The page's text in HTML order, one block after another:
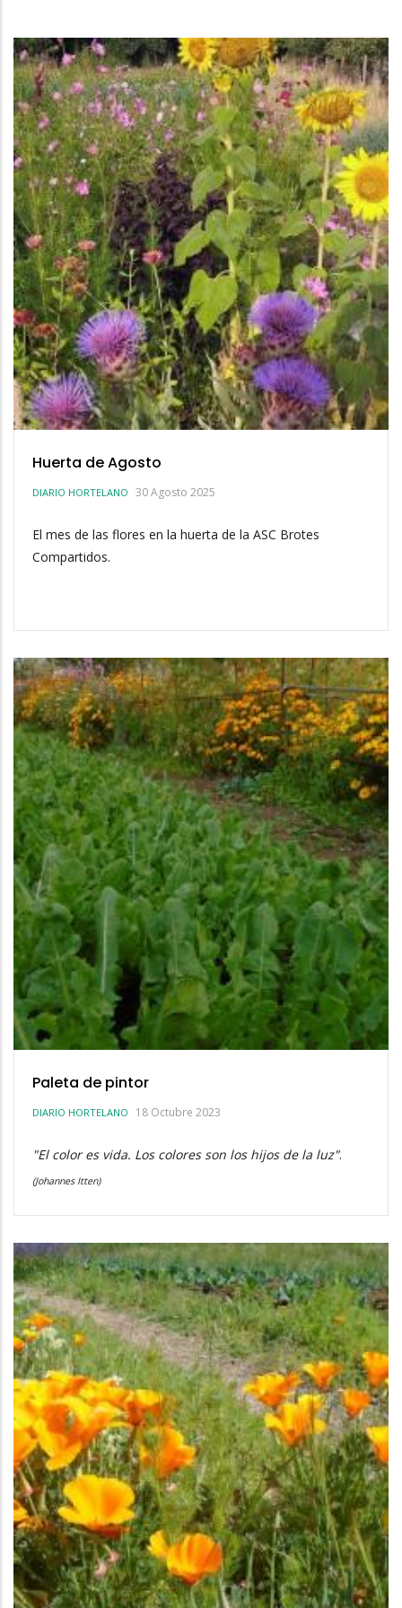
La
Navegación
Huerta de Agosto
DIARIO HORTELANO 30 Agosto 2025
El mes de las flores en la huerta de la ASC Brotes
Compartidos.
Paleta de pintor
DIARIO HORTELANO 18 Octubre 2023
"El color es vida. Los colores son los hijos de la luz".
(Johannes Itten)